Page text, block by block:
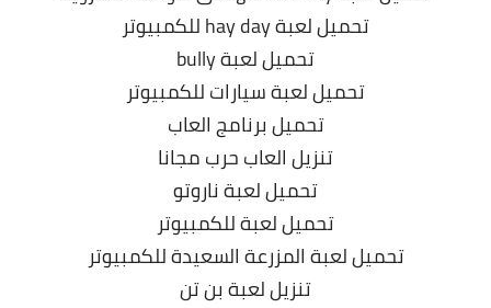
تحميل لعبة hay day للكمبيوتر
تحميل لعبة bully
تحميل لعبة سيارات للكمبيوتر
تحميل برنامج العاب
تنزيل العاب حرب مجانا
تحميل لعبة ناروتو
تحميل لعبة للكمبيوتر
تحميل لعبة المزرعة السعيدة للكمبيوتر
تنزيل لعبة بن تن